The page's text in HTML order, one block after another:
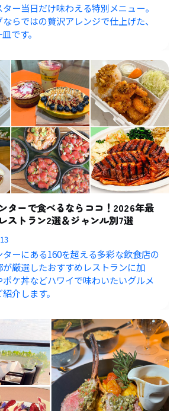
ー当日だけ味わえる特別メニュー。
らではの贅沢アレンジで仕上げた、
です。
ターで食べるならココ！2026年最
ストラン2選＆ジャンル別7選
ーにある160を超える多彩な飲食店の
厳選したおすすめレストランに加
ケ丼などハワイで味わいたいグルメ
介します。